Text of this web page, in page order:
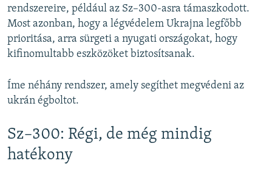
rendszereire, például az Sz–300-asra támaszkodott.
Most azonban, hogy a légvédelem Ukrajna legfőbb
prioritása, arra sürgeti a nyugati országokat, hogy
kifinomultabb eszközöket biztosítsanak.
Íme néhány rendszer, amely segíthet megvédeni az
ukrán égboltot.
Sz–300: Régi, de még mindig
hatékony